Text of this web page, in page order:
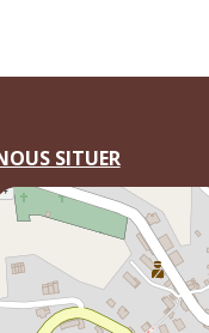
SITUER